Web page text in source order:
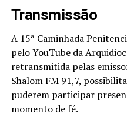
Transmissão
A 15ª Caminhada
pelo YouTube da
retransmitida pelas
Shalom FM 91,7,
puderem participar
momento de fé.